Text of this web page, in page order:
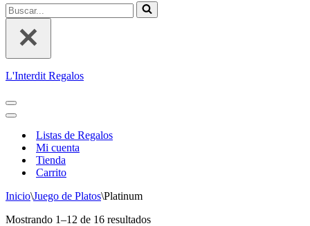
Buscar...
L'Interdit Regalos
Menú
de
Menú
navegaciónListas de Regalos
Mi cuenta
Tienda
Carrito
Inicio\Juego de Platos\Platinum
Mostrando 1–12 de 16 resultados